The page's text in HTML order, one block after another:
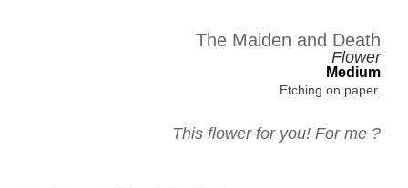
The Maiden and Death
Flower
Medium
Etching on paper.
This flower for you! For me ?